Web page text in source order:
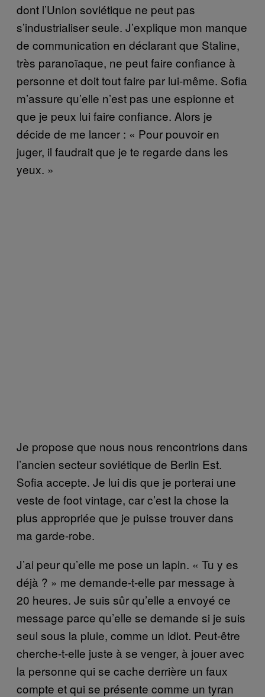
dont l’Union soviétique ne peut pas
s’industrialiser seule. J’explique mon manque
de communication en déclarant que Staline,
très paranoïaque, ne peut faire confiance à
personne et doit tout faire par lui-même. Sofia
m’assure qu’elle n’est pas une espionne et
que je peux lui faire confiance. Alors je
décide de me lancer : « Pour pouvoir en
juger, il faudrait que je te regarde dans les
yeux. »
Je propose que nous nous rencontrions dans
l’ancien secteur soviétique de Berlin Est.
Sofia accepte. Je lui dis que je porterai une
veste de foot vintage, car c’est la chose la
plus appropriée que je puisse trouver dans
ma garde-robe.
J’ai peur qu’elle me pose un lapin. « Tu y es
déjà ? » me demande-t-elle par message à
20 heures. Je suis sûr qu’elle a envoyé ce
message parce qu’elle se demande si je suis
seul sous la pluie, comme un idiot. Peut-être
cherche-t-elle juste à se venger, à jouer avec
la personne qui se cache derrière un faux
compte et qui se présente comme un tyran